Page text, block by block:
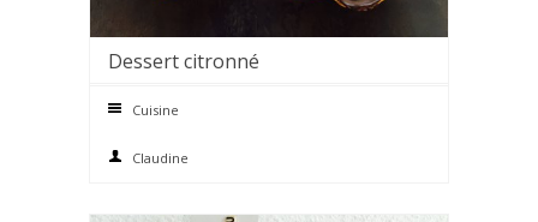
0 comments
Dessert citronné
Cuisine
Claudine